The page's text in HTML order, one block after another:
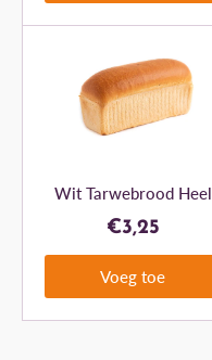
Wit Tarwebrood Heel
€3,25
Voeg toe